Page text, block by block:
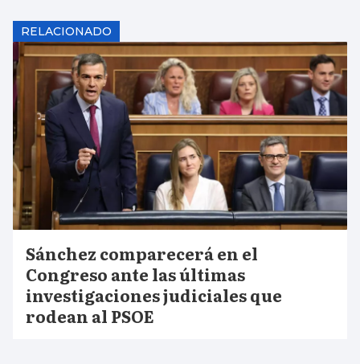
RELACIONADO
Sánchez comparecerá en el
Congreso ante las últimas
investigaciones judiciales que
rodean al PSOE